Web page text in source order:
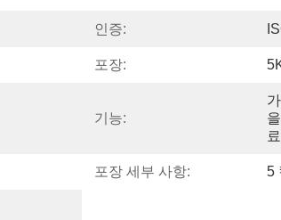
인증:
포장:
기능:
포장 세부 사항: 5